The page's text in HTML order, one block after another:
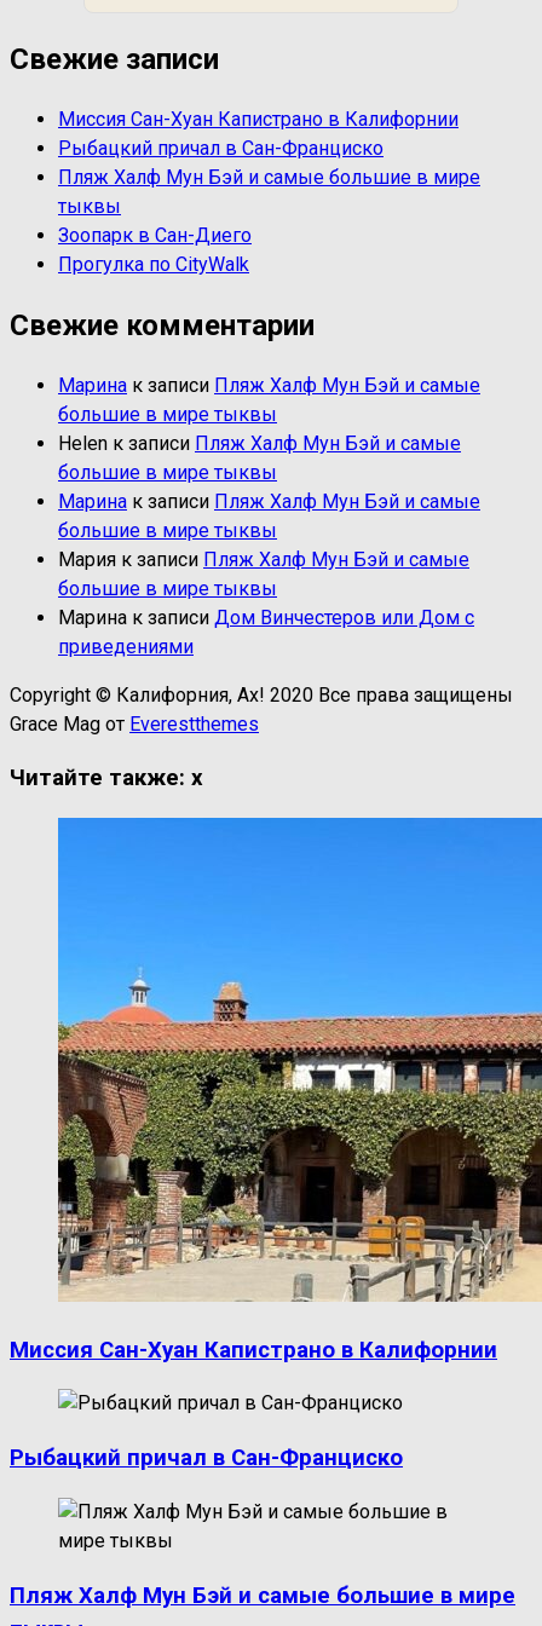
Свежие записи
Миссия Сан-Хуан Капистрано в Калифорнии
Рыбацкий причал в Сан-Франциско
Пляж Халф Мун Бэй и самые большие в мире
тыквы
Зоопарк в Сан-Диего
Прогулка по CityWalk
Свежие комментарии
Марина к записи Пляж Халф Мун Бэй и самые
большие в мире тыквы
Helen к записи Пляж Халф Мун Бэй и самые
большие в мире тыквы
Марина к записи Пляж Халф Мун Бэй и самые
большие в мире тыквы
Мария к записи Пляж Халф Мун Бэй и самые
большие в мире тыквы
Марина к записи Дом Винчестеров или Дом с
приведениями
Copyright © Калифорния, Ах! 2020 Все права защищены
Grace Mag от Everestthemes
Читайте также: x
Миссия Сан-Хуан Капистрано в Калифорнии
Рыбацкий причал в Сан-Франциско
Пляж Халф Мун Бэй и самые большие в мире